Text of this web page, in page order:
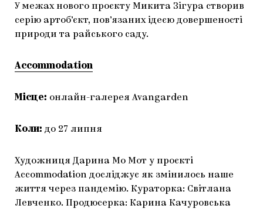
У межах нового проєкту Микита Зігура створив
серію артоб’єкт, пов’язаних ідеєю довершеності
природи та райського саду.
Accommodation
Місце: онлайн-галерея Avangarden
Коли: до 27 липня
Художниця Дарина Мо Мот у проєкті
Accommodation досліджує як змінилось наше
життя через пандемію. Кураторка: Світлана
Левченко. Продюсерка: Карина Качуровська